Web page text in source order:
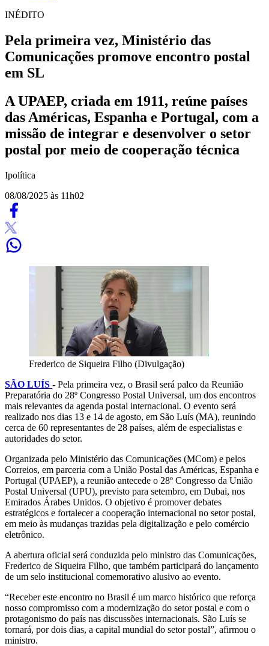
INÉDITO
Pela primeira vez, Ministério das
Comunicações promove encontro postal
em SL
A UPAEP, criada em 1911, reúne países
das Américas, Espanha e Portugal, com a
missão de integrar e desenvolver o setor
postal por meio de cooperação técnica
Ipolítica
08/08/2025 às 11h02
Frederico de Siqueira Filho (Divulgação)
SÃO LUÍS - Pela primeira vez, o Brasil será palco da Reunião
Preparatória do 28º Congresso Postal Universal, um dos encontros
mais relevantes da agenda postal internacional. O evento será
realizado nos dias 13 e 14 de agosto, em São Luís (MA), reunindo
cerca de 60 representantes de 28 países, além de especialistas e
autoridades do setor.
Organizada pelo Ministério das Comunicações (MCom) e pelos
Correios, em parceria com a União Postal das Américas, Espanha e
Portugal (UPAEP), a reunião antecede o 28º Congresso da União
Postal Universal (UPU), previsto para setembro, em Dubai, nos
Emirados Árabes Unidos. O objetivo é promover debates
estratégicos e fortalecer a cooperação internacional no setor postal,
em meio às mudanças trazidas pela digitalização e pelo comércio
eletrônico.
A abertura oficial será conduzida pelo ministro das Comunicações,
Frederico de Siqueira Filho, que também participará do lançamento
de um selo institucional comemorativo alusivo ao evento.
“Receber este encontro no Brasil é um marco histórico que reforça
nosso compromisso com a modernização do setor postal e com o
protagonismo do país nas discussões internacionais. São Luís se
tornará, por dois dias, a capital mundial do setor postal”, afirmou o
ministro.